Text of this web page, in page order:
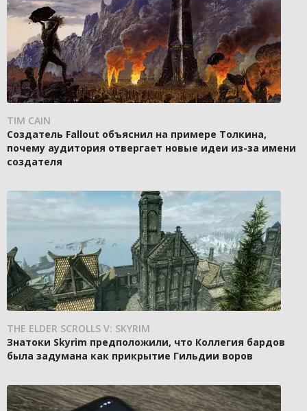
TIM CAIN
Создатель Fallout объяснил на примере Толкина,
почему аудитория отвергает новые идеи из-за имени
создателя
THE ELDER SCROLLS V: SKYRIM
Знатоки Skyrim предположили, что Коллегия бардов
была задумана как прикрытие Гильдии воров